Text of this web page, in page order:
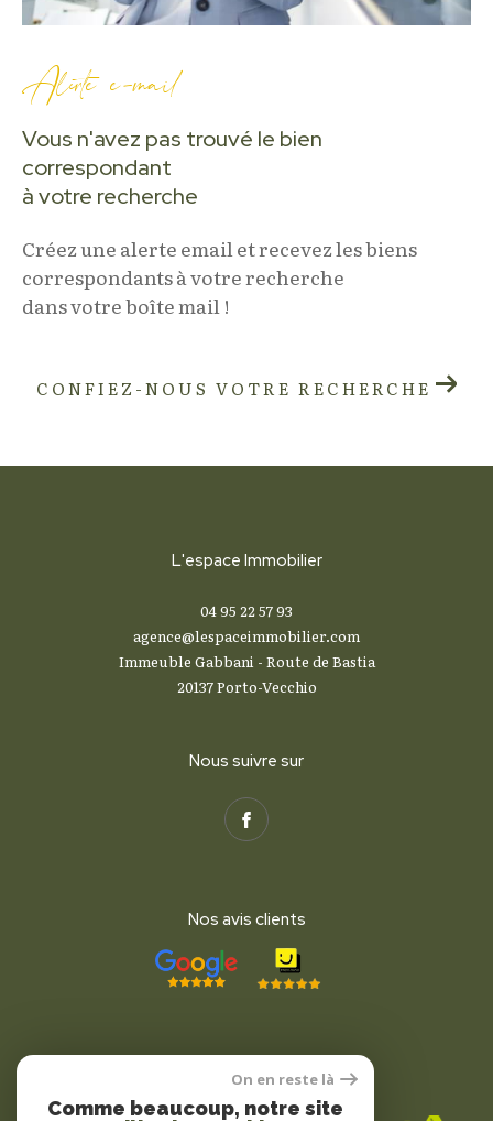
Alerte e-mail
Vous n'avez pas trouvé le bien
correspondant
à votre recherche
Créez une alerte email et recevez les biens
correspondants à votre recherche
dans votre boîte mail !
CONFIEZ-NOUS VOTRE RECHERCHE
L'espace Immobilier
04 95 22 57 93
agence@lespaceimmobilier.com
Immeuble Gabbani - Route de Bastia
20137 Porto-Vecchio
Nous suivre sur
Nos avis clients
Adhérents
On en reste là
Comme beaucoup, notre site